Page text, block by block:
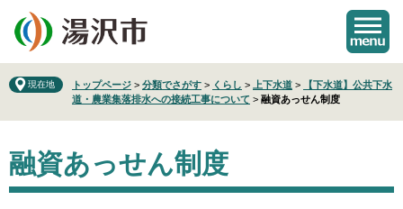
の
先
で
。
ー
を
ば
て
本
現在地 トップページ > 分類でさがす > くらし > 上下水道 >
【下水道】公共下水
道・農業集落排水への接続工事について > 融資あっせん制度
文
融資あっせん制度